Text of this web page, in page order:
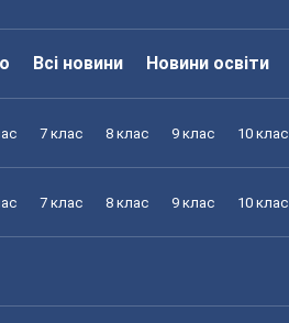
Всі новини Новини освіти
7 клас 8 клас 9 клас 10 клас
7 клас 8 клас 9 клас 10 клас